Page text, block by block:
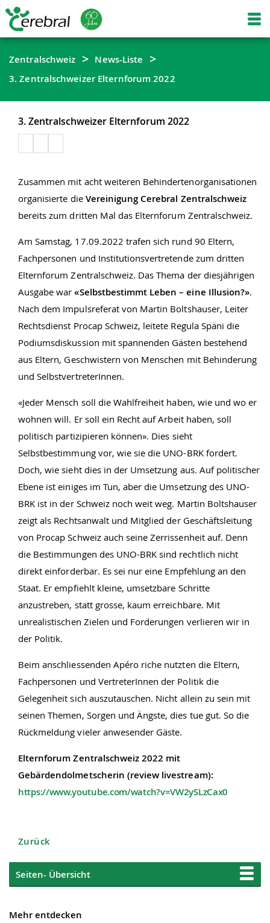
Zentralschweiz
News-Liste
3. Zentralschweizer Elternforum 2022
3. Zentralschweizer Elternforum 2022
Zusammen mit acht weiteren Behindertenorganisationen
organisierte die Vereinigung Cerebral Zentralschweiz
bereits zum dritten Mal das Elternforum Zentralschweiz.
Am Samstag, 17.09.2022 trafen sich rund 90 Eltern,
Fachpersonen und Institutionsvertretende zum dritten
Elternforum Zentralschweiz. Das Thema der diesjährigen
Ausgabe war«Selbstbestimmt Leben – eine Illusion?».
Nach dem Impulsreferat von Martin Boltshauser, Leiter
Rechtsdienst Procap Schweiz, leitete Regula Späni die
Podiumsdiskussion mit spannenden Gästen bestehend
aus Eltern, Geschwistern von Menschen mit Behinderung
und SelbstvertreterInnen.
«Jeder Mensch soll die Wahlfreiheit haben, wie und wo er
wohnen will. Er soll ein Recht auf Arbeit haben, soll
politisch partizipieren können». Dies sieht
Selbstbestimmung vor, wie sie die UNO-BRK fordert.
Doch, wie sieht dies in der Umsetzung aus. Auf politischer
Ebene ist einiges im Tun, aber die Umsetzung des UNO-
BRK ist in der Schweiz noch weit weg. Martin Boltshauser
zeigt als Rechtsanwalt und Mitglied der Geschäftsleitung
von Procap Schweiz auch seine Zerrissenheit auf. Denn
die Bestimmungen des UNO-BRK sind rechtlich nicht
direkt einforderbar. Es sei nur eine Empfehlung an den
Staat. Er empfiehlt kleine, umsetzbare Schritte
anzustreben, statt grosse, kaum erreichbare. Mit
unrealistischen Zielen und Forderungen verlieren wir in
der Politik.
Beim anschliessenden Apéro riche nutzten die Eltern,
Fachpersonen und VertreterInnen der Politik die
Gelegenheit sich auszutauschen. Nicht allein zu sein mit
seinen Themen, Sorgen und Ängste, dies tue gut. So die
Rückmeldung vieler anwesender Gäste.
Elternforum Zentralschweiz 2022 mit
Gebärdendolmetscherin (review livestream):
https://www.youtube.com/watch?v=VW2ySLzCax0
Zurück
Seiten- Übersicht
Mehr entdecken